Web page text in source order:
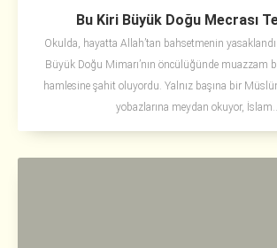
Bu Kiri Büyük Doğu Mecrası
Okulda, hayatta Allah’tan bahsetmenin
Büyük Doğu Mimarı’nın öncülüğünde muazzam
hamlesine şahit oluyordu. Yalnız başına bir
yobazlarına meydan okuyor,